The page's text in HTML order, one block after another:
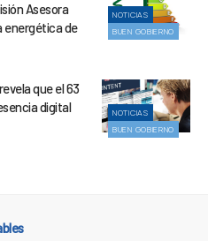
NOTICIAS
BUEN GOBIERNO
Asesora
energética de
NOTICIAS
BUEN GOBIERNO
que el 63
digital